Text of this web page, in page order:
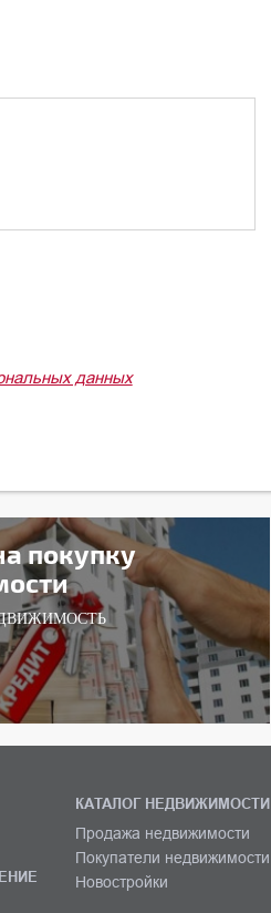
данных
покупку
КАТАЛОГ НЕДВИЖИМОСТИ
Продажа недвижимости
Покупатели недвижимости
Новостройки